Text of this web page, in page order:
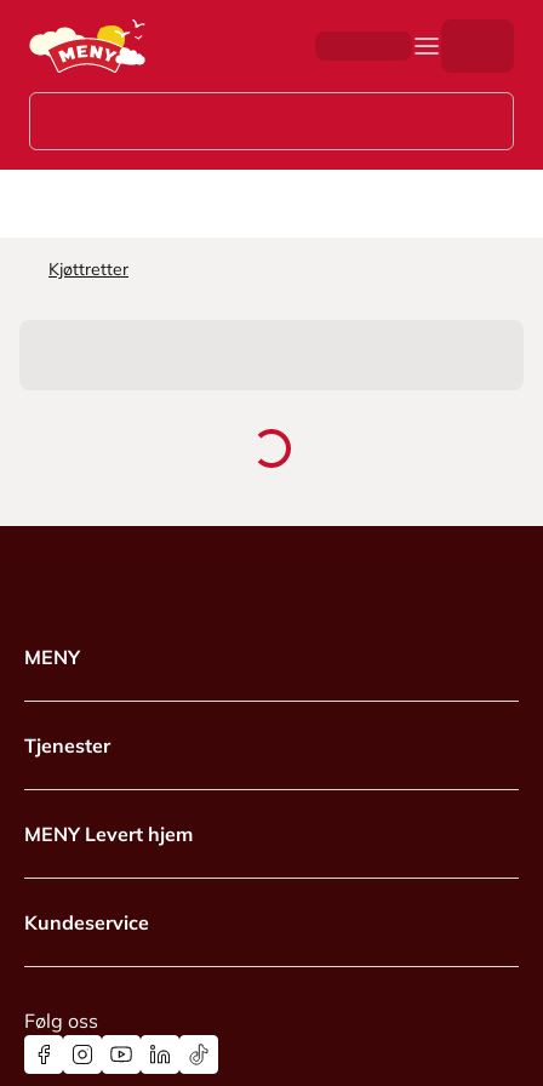
Hopp til hovedinnhold
Kjøttretter
MENY
Tjenester
MENY Levert hjem
Kundeservice
Følg oss